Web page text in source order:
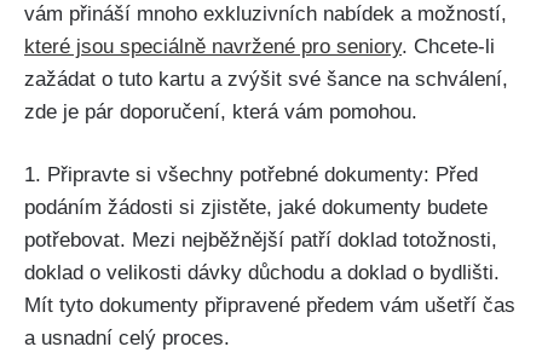
vám přináší mnoho exkluzivních nabídek a možností,
které jsou speciálně navržené pro seniory. Chcete-li
zažádat o tuto kartu a zvýšit své šance na schválení,
zde je pár doporučení, která vám pomohou.
1. Připravte si všechny potřebné dokumenty: Před
podáním žádosti si zjistěte, jaké dokumenty budete
potřebovat. Mezi nejběžnější patří doklad totožnosti,
doklad o velikosti dávky důchodu a doklad o bydlišti.
Mít tyto dokumenty připravené předem vám ušetří čas
a usnadní celý proces.